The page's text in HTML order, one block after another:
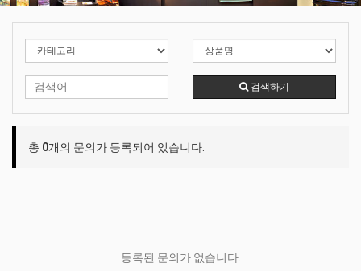
검색하기
총 0개의 문의가 등록되어 있습니다.
등록된 문의가 없습니다.